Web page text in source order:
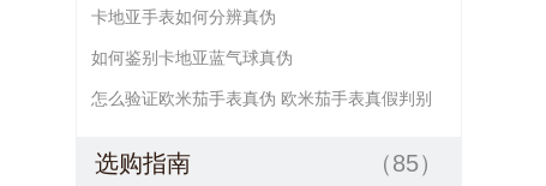
卡地亚手表如何分辨真伪
如何鉴别卡地亚蓝气球真伪
怎么验证欧米茄手表真伪 欧米茄手表真假判别
选购指南 （85）